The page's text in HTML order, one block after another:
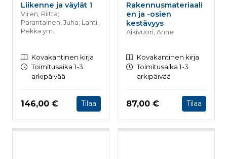
Liikenne ja väylät 1
Viren, Riitta;
Parantainen, Juha; Lahti,
Pekka ym.
Kovakantinen kirja
Toimitusaika 1-3
arkipäivää
Hinta nyt
146,00 € Tilaa
Rakennusmateriaali
en ja -osien
kestävyys
Aikivuori, Anne
Kovakantinen kirja
Toimitusaika 1-3
arkipäivää
Hinta nyt
87,00 € Tilaa